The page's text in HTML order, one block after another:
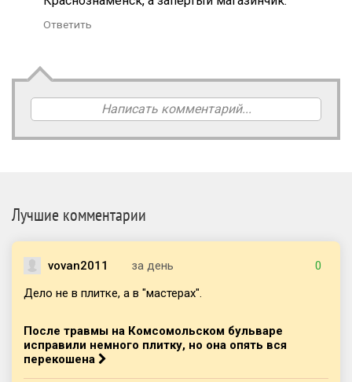
Ответить
Написать комментарий...
Лучшие комментарии
vovan2011 за день
0
Дело не в плитке, а в "мастерах".
После травмы на Комсомольском бульваре
исправили немного плитку, но она опять вся
перекошена